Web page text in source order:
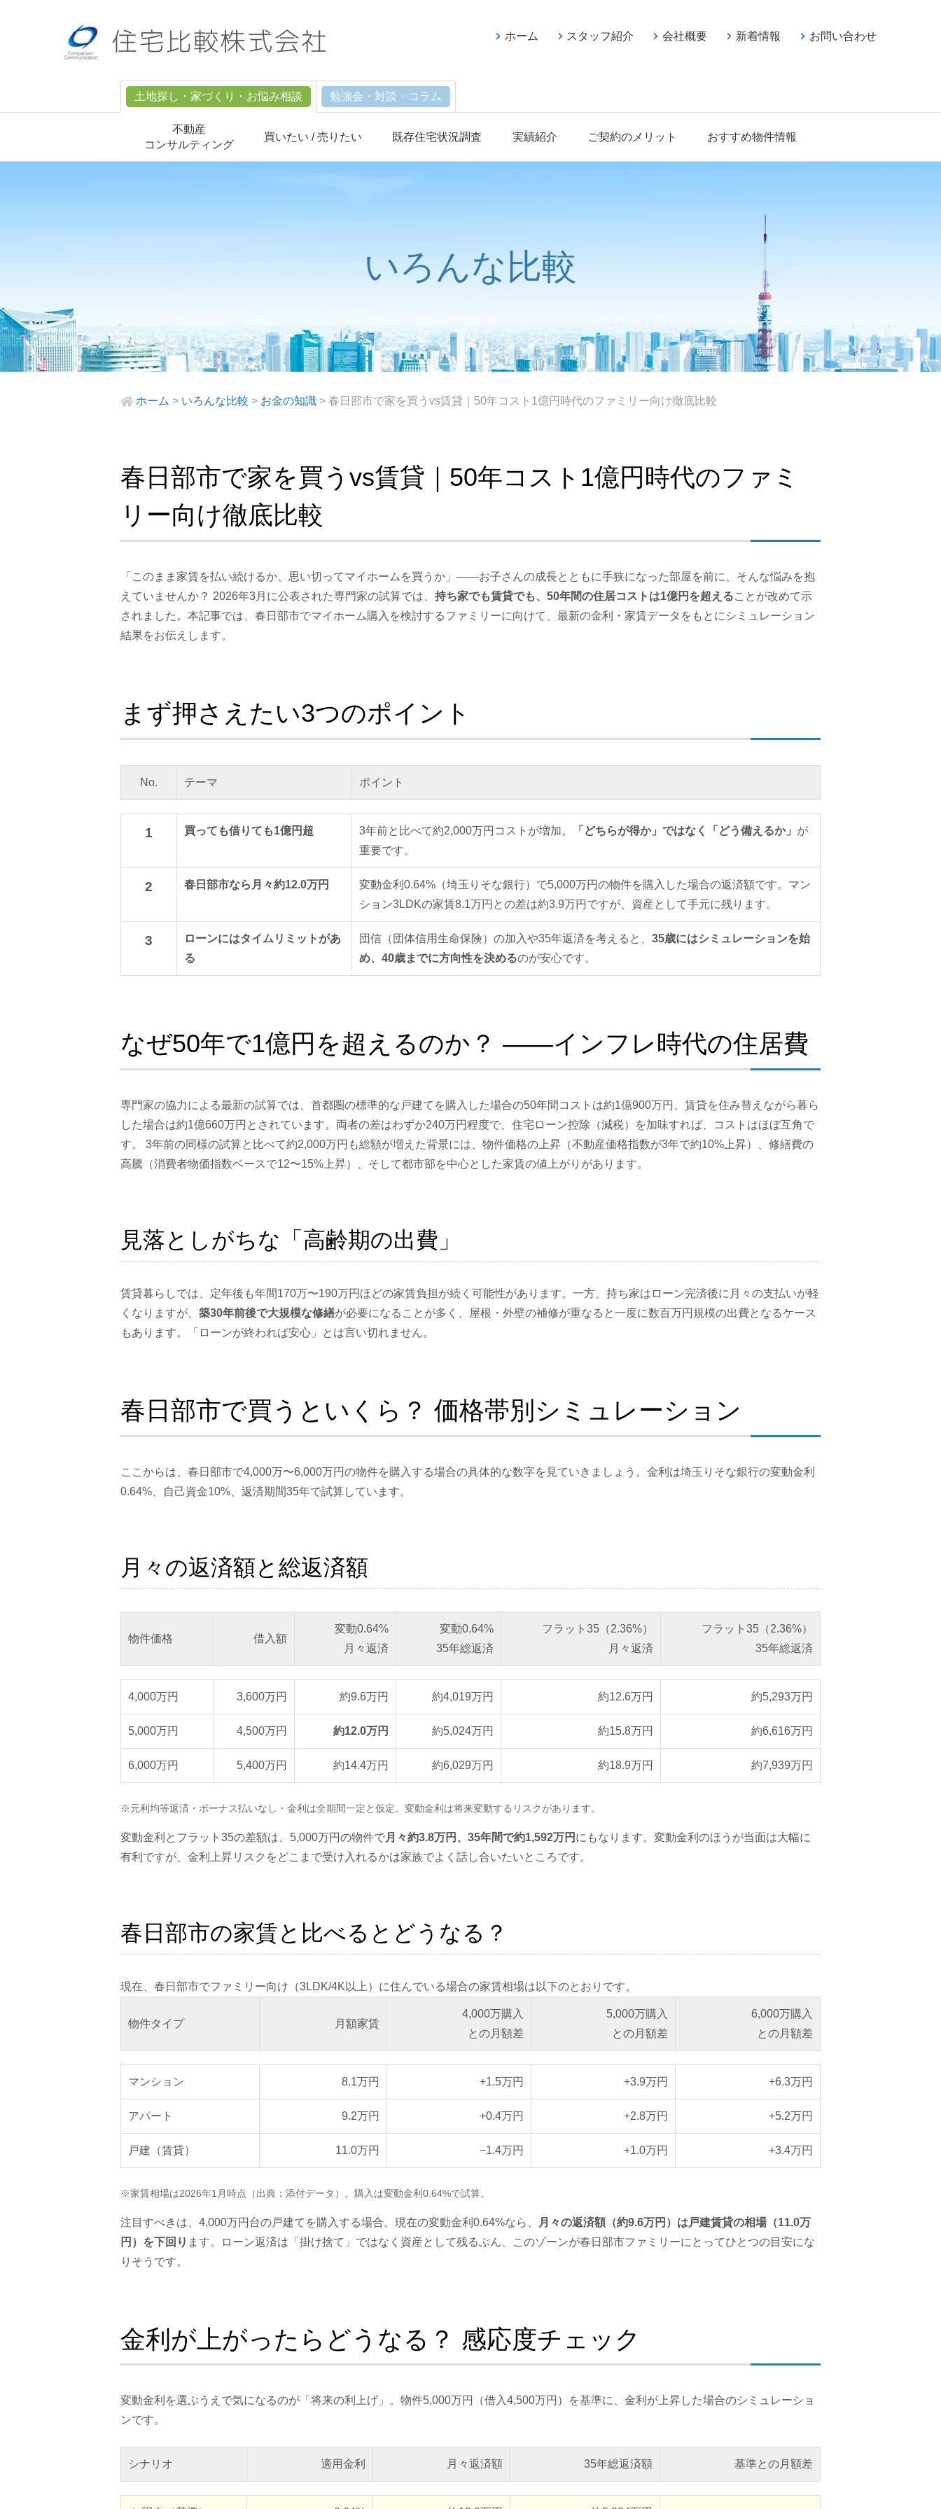
土地探し・家づくり・お悩み相談
不動産
コンサルティング
買いたい / 売りたい 既存住宅状況調査 実績紹介 ご契約のメリット おすすめ物件情報
勉強会・対談・コラム
ホーム スタッフ紹介 会社概要 新着情報 お問い合わせ
いろんな比較
ホーム > いろんな比較 > お金の知識 >春日部市で家を買うvs賃貸｜50年コスト1億円時代のファミリー向け徹底比較
春日部市で家を買うvs賃貸｜50年コスト1億円時代のファミ
リー向け徹底比較
「このまま家賃を払い続けるか、思い切ってマイホームを買うか」——お子さんの成長とともに手狭になった部屋を前に、そんな悩みを抱
えていませんか？ 2026年3月に公表された専門家の試算では、 持ち家でも賃貸でも、50年間の住居コストは1億円を超えることが改めて示
されました。本記事では、春日部市でマイホーム購入を検討するファミリーに向けて、最新の金利・家賃データをもとにシミュレーション
結果をお伝えします。
まず押さえたい3つのポイント
No. テーマ ポイント
1 買っても借りても1億円超 3年前と比べて約2,000万円コストが増加。 「どちらが得か」ではなく「どう備えるか」 が
重要です。
2 春日部市なら月々約12.0万円
変動金利0.64%（埼玉りそな銀行）で5,000万円の物件を購入した場合の返済額です。マン
ション3LDKの家賃8.1万円との差は約3.9万円ですが、資産として手元に残ります。
3
ローンにはタイムリミットがあ
る
団信（団体信用生命保険）の加入や35年返済を考えると、 35歳にはシミュレーションを始
め、40歳までに方向性を決めるのが安心です。
なぜ50年で1億円を超えるのか？ ——インフレ時代の住居費
専門家の協力による最新の試算では、首都圏の標準的な戸建てを購入した場合の50年間コストは約1億900万円、賃貸を住み替えながら暮ら
した場合は約1億660万円とされています。両者の差はわずか240万円程度で、住宅ローン控除（減税）を加味すれば、コストはほぼ互角で
す。 3年前の同様の試算と比べて約2,000万円も総額が増えた背景には、物件価格の上昇（不動産価格指数が3年で約10%上昇）、修繕費の
高騰（消費者物価指数ベースで12〜15%上昇）、そして都市部を中心とした家賃の値上がりがあります。
見落としがちな「高齢期の出費」
賃貸暮らしでは、定年後も年間170万〜190万円ほどの家賃負担が続く可能性があります。一方、持ち家はローン完済後に月々の支払いが軽
くなりますが、 築30年前後で大規模な修繕が必要になることが多く、屋根・外壁の補修が重なると一度に数百万円規模の出費となるケース
もあります。「ローンが終われば安心」とは言い切れません。
春日部市で買うといくら？ 価格帯別シミュレーション
ここからは、春日部市で4,000万〜6,000万円の物件を購入する場合の具体的な数字を見ていきましょう。金利は埼玉りそな銀行の変動金利
0.64%、自己資金10%、返済期間35年で試算しています。
月々の返済額と総返済額
物件価格 借入額
変動0.64%
月々返済
変動0.64%
35年総返済
フラット35（2.36%）
月々返済
フラット35（2.36%）
35年総返済
4,000万円 3,600万円 約9.6万円 約4,019万円 約12.6万円 約5,293万円
5,000万円 4,500万円 約12.0万円 約5,024万円 約15.8万円 約6,616万円
6,000万円 5,400万円 約14.4万円 約6,029万円 約18.9万円 約7,939万円
※元利均等返済・ボーナス払いなし・金利は全期間一定と仮定。変動金利は将来変動するリスクがあります。
変動金利とフラット35の差額は、5,000万円の物件で月々約3.8万円、35年間で約1,592万円 にもなります。変動金利のほうが当面は大幅に
有利ですが、金利上昇リスクをどこまで受け入れるかは家族でよく話し合いたいところです。
春日部市の家賃と比べるとどうなる？
現在、春日部市でファミリー向け（3LDK/4K以上）に住んでいる場合の家賃相場は以下のとおりです。
物件タイプ 月額家賃
4,000万購入
との月額差
5,000万購入
との月額差
6,000万購入
との月額差
マンション 8.1万円 +1.5万円 +3.9万円 +6.3万円
アパート 9.2万円 +0.4万円 +2.8万円 +5.2万円
戸建（賃貸） 11.0万円 −1.4万円 +1.0万円 +3.4万円
※家賃相場は2026年1月時点（出典：添付データ）。購入は変動金利0.64%で試算。
注目すべきは、4,000万円台の戸建てを購入する場合。現在の変動金利0.64%なら、
月々の返済額（約9.6万円）は戸建賃貸の相場（11.0万
円）を下回り ます。ローン返済は「掛け捨て」ではなく資産として残るぶん、このゾーンが春日部市ファミリーにとってひとつの目安にな
りそうです。
金利が上がったらどうなる？ 感応度チェック
変動金利を選ぶうえで気になるのが「将来の利上げ」。物件5,000万円（借入4,500万円）を基準に、金利が上昇した場合のシミュレーショ
ンです。
シナリオ 適用金利 月々返済額 35年総返済額 基準との月額差